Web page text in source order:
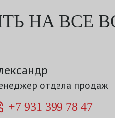
НА ВСЕ
отдела продаж
+7 931 399 78 47